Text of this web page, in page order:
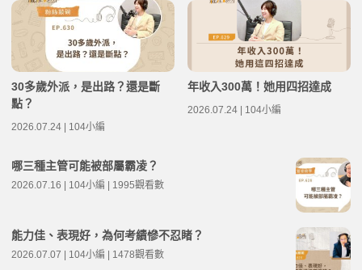
30多歲外派，是出路？還是斷
點？
2026.07.24 | 104小編
年收入300萬！她用四招達成
2026.07.24 | 104小編
哪三種主管可能被部屬霸凌？
2026.07.16 | 104小編 | 1995觀看數
能力佳、表現好，為何考績慘不忍睹？
2026.07.07 | 104小編 | 1478觀看數